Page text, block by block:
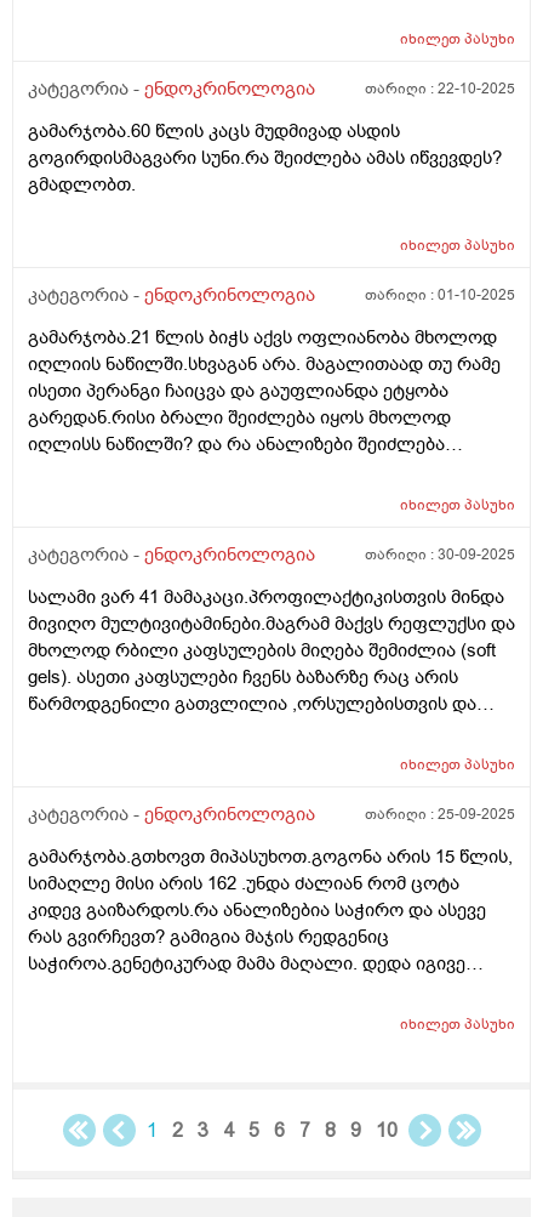
პირველ ანალიზ ზოგი მეუბნება არ იყო საჭირო
იხილეთპასუხი
კატეგორია - ენდოკრინოლოგია თარიღი :22-10-2025
გამარჯობა.60 წლის კაცს მუდმივად ასდის
გოგირდისმაგვარი სუნი.რა შეიძლება ამას იწვევდეს?
გმადლობთ.
იხილეთპასუხი
კატეგორია - ენდოკრინოლოგია თარიღი :01-10-2025
გამარჯობა.21 წლის ბიჭს აქვს ოფლიანობა მხოლოდ
იღლიის ნაწილში.სხვაგან არა. მაგალითაად თუ რამე
ისეთი პერანგი ჩაიცვა და გაუფლიანდა ეტყობა
გარედან.რისი ბრალი შეიძლება იყოს მხოლოდ
იღლისს ნაწილში? და რა ანალიზები შეიძლება
იხილეთპასუხი
კატეგორია - ენდოკრინოლოგია თარიღი :30-09-2025
სალამი ვარ 41 მამაკაცი.პროფილაქტიკისთვის მინდა
მივიღო მულტივიტამინები.მაგრამ მაქვს რეფლუქსი და
მხოლოდ რბილი კაფსულების მიღება შემიძლია (soft
gels). ასეთი კაფსულები ჩვენს ბაზარზე რაც არის
წარმოდგენილი გათვლილია ,ორსულებისთვის და
კარგად მოგეხსენებათ რატომაც) ყველაზე დაბალი
რკინას. თუ შემიძლია მივიღო ასეთი
რამდენჯერმე,ხანგძლივად ან რა სქემას მირჩევთ
რკინა რომ არ დამიგროვდეს. ჰემოგლობინი მაქვს
ანალიზით 161 (120-160 ნორმ). ფერიტინი,ჰემატოკრიტი
და მთლიანად სისხლის ანალიზი ნორმაში მაქვს.
იხილეთპასუხი
კატეგორია - ენდოკრინოლოგია თარიღი :25-09-2025
გამარჯობა.გთხოვთ მიპასუხოთ.გოგონა არის 15 წლის,
სიმაღლე მისი არის 162 .უნდა ძალიან რომ ცოტა
კიდევ გაიზარდოს.რა ანალიზებია საჭირო და ასევე
რას გვირჩევთ? გამიგია მაჯის რედგენიც
საჭიროა.გენეტიკურად მამა მაღალი. დედა იგივე
პლასკასტოპიაც.რომ მომწეროთ რა გამოკვლრვებია
იხილეთპასუხი
1 2 3 4 5 6 7 8 9 10